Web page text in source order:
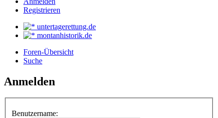
Registrieren
untertagerettung.de
montanhistorik.de
Foren-Übersicht
Suche
Anmelden
Benutzername: